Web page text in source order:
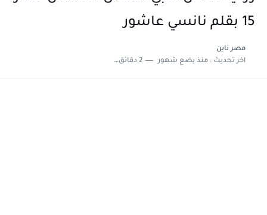
15 بقلم نانسي عاشور
مصر ناين
اخر تحديث :منذ بضع شهور 2 دقائق للقراءة